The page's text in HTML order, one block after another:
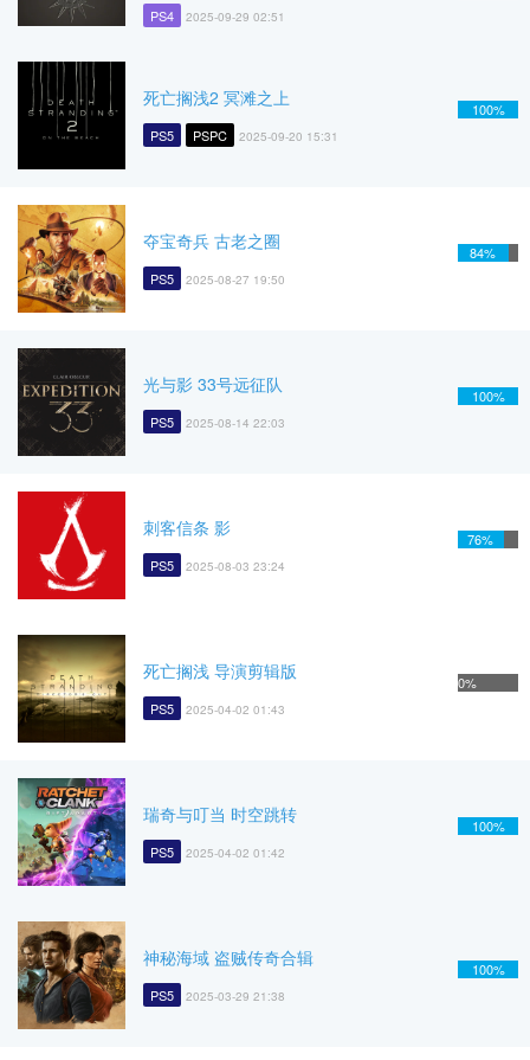
PS4 2025-09-29 02:51
死亡搁浅2 冥滩之上
PS5 PSPC 2025-09-20 15:31
100%
夺宝奇兵 古老之圈
PS5 2025-08-27 19:50
84%
光与影 33号远征队
PS5 2025-08-14 22:03
100%
刺客信条 影
PS5 2025-08-03 23:24
76%
死亡搁浅 导演剪辑版
PS5 2025-04-02 01:43
0%
瑞奇与叮当 时空跳转
PS5 2025-04-02 01:42
100%
神秘海域 盗贼传奇合辑
PS5 2025-03-29 21:38
100%